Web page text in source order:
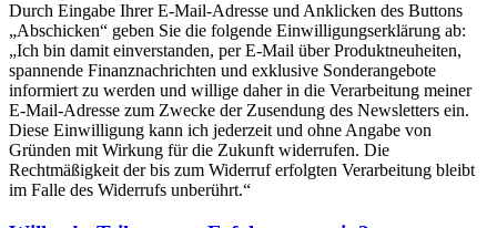
Durch Eingabe Ihrer E-Mail-Adresse und Anklicken des Buttons
„Abschicken“ geben Sie die folgende Einwilligungserklärung ab:
„Ich bin damit einverstanden, per E-Mail über Produktneuheiten,
spannende Finanznachrichten und exklusive Sonderangebote
informiert zu werden und willige daher in die Verarbeitung meiner
E-Mail-Adresse zum Zwecke der Zusendung des Newsletters ein.
Diese Einwilligung kann ich jederzeit und ohne Angabe von
Gründen mit Wirkung für die Zukunft widerrufen. Die
Rechtmäßigkeit der bis zum Widerruf erfolgten Verarbeitung bleibt
im Falle des Widerrufs unberührt.“